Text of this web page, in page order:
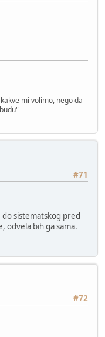
mi volimo, nego da
#71
do sistematskog pred
odvela bih ga sama.
#72